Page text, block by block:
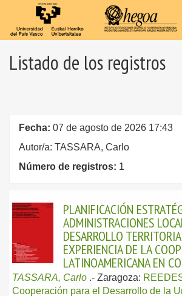
Listado de los registros
Fecha: 07 de agosto de 2026 17:43
Autor/a: TASSARA, Carlo
Número de registros: 1
PLANIFICACIÓN
ADMINISTRACIONES
DESARROLLO
EXPERIENCIA DE LA
LATINOAMERICANA EN
TASSARA, Carlo .- Zaragoza:
Cooperación para el Desarrollo de la